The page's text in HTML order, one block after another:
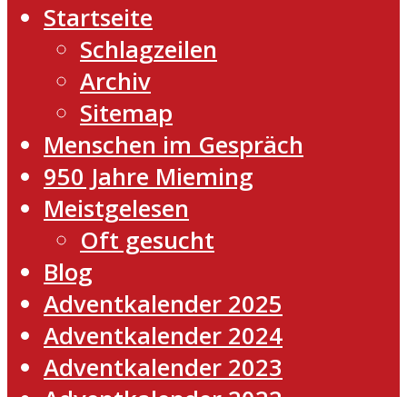
Startseite
Schlagzeilen
Archiv
Sitemap
Menschen im Gespräch
950 Jahre Mieming
Meistgelesen
Oft gesucht
Blog
Adventkalender 2025
Adventkalender 2024
Adventkalender 2023